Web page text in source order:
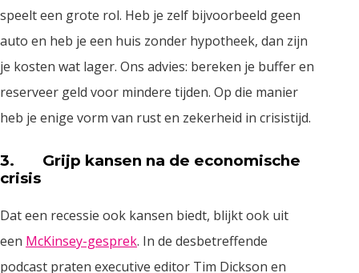
speelt een grote rol. Heb je zelf bijvoorbeeld geen
auto en heb je een huis zonder hypotheek, dan zijn
je kosten wat lager. Ons advies: bereken je buffer en
reserveer geld voor mindere tijden. Op die manier
heb je enige vorm van rust en zekerheid in crisistijd.
3. Grijp kansen na de economische
crisis
Dat een recessie ook kansen biedt, blijkt ook uit
een McKinsey-gesprek. In de desbetreffende
podcast praten executive editor Tim Dickson en